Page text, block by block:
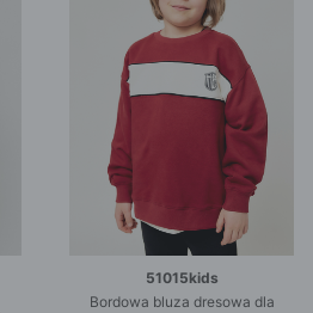
51015kids
Bordowa bluza dresowa dla